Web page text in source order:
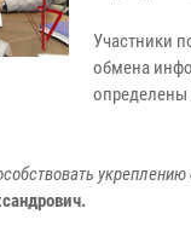
Участники
обмена
определены